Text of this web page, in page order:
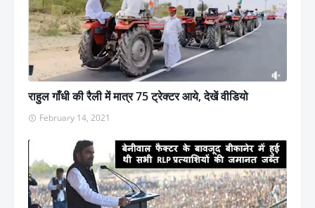
राहुल गाँधी की रैली में मात्र 75 ट्रेक्टर आये, देखें वीडियो
February 14, 2021